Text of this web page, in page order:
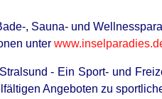
, Sauna- und
unter
- Ein Sport- und
Angeboten zu